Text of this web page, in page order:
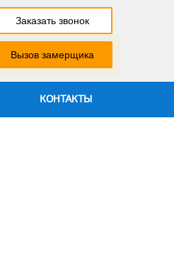
Заказать звонок
Вызов замерщика
КОНТАКТЫ